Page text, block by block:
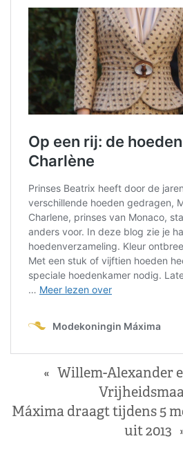
« Willem-Alexander
Máxima draagt tijdens 5
uit 2013